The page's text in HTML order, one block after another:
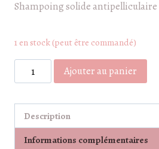
Shampoing solide antipelliculaire
1 en stock (peut être commandé)
quantité
de
Stop
Pellicules
Ajouter au panier
Description
Informations complémentaires